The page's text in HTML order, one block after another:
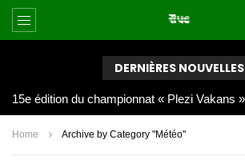
DERNIÈRES NOUVELLES
Home Archive by Category "Météo"